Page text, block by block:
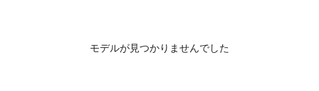
モデルが見つかりませんでした